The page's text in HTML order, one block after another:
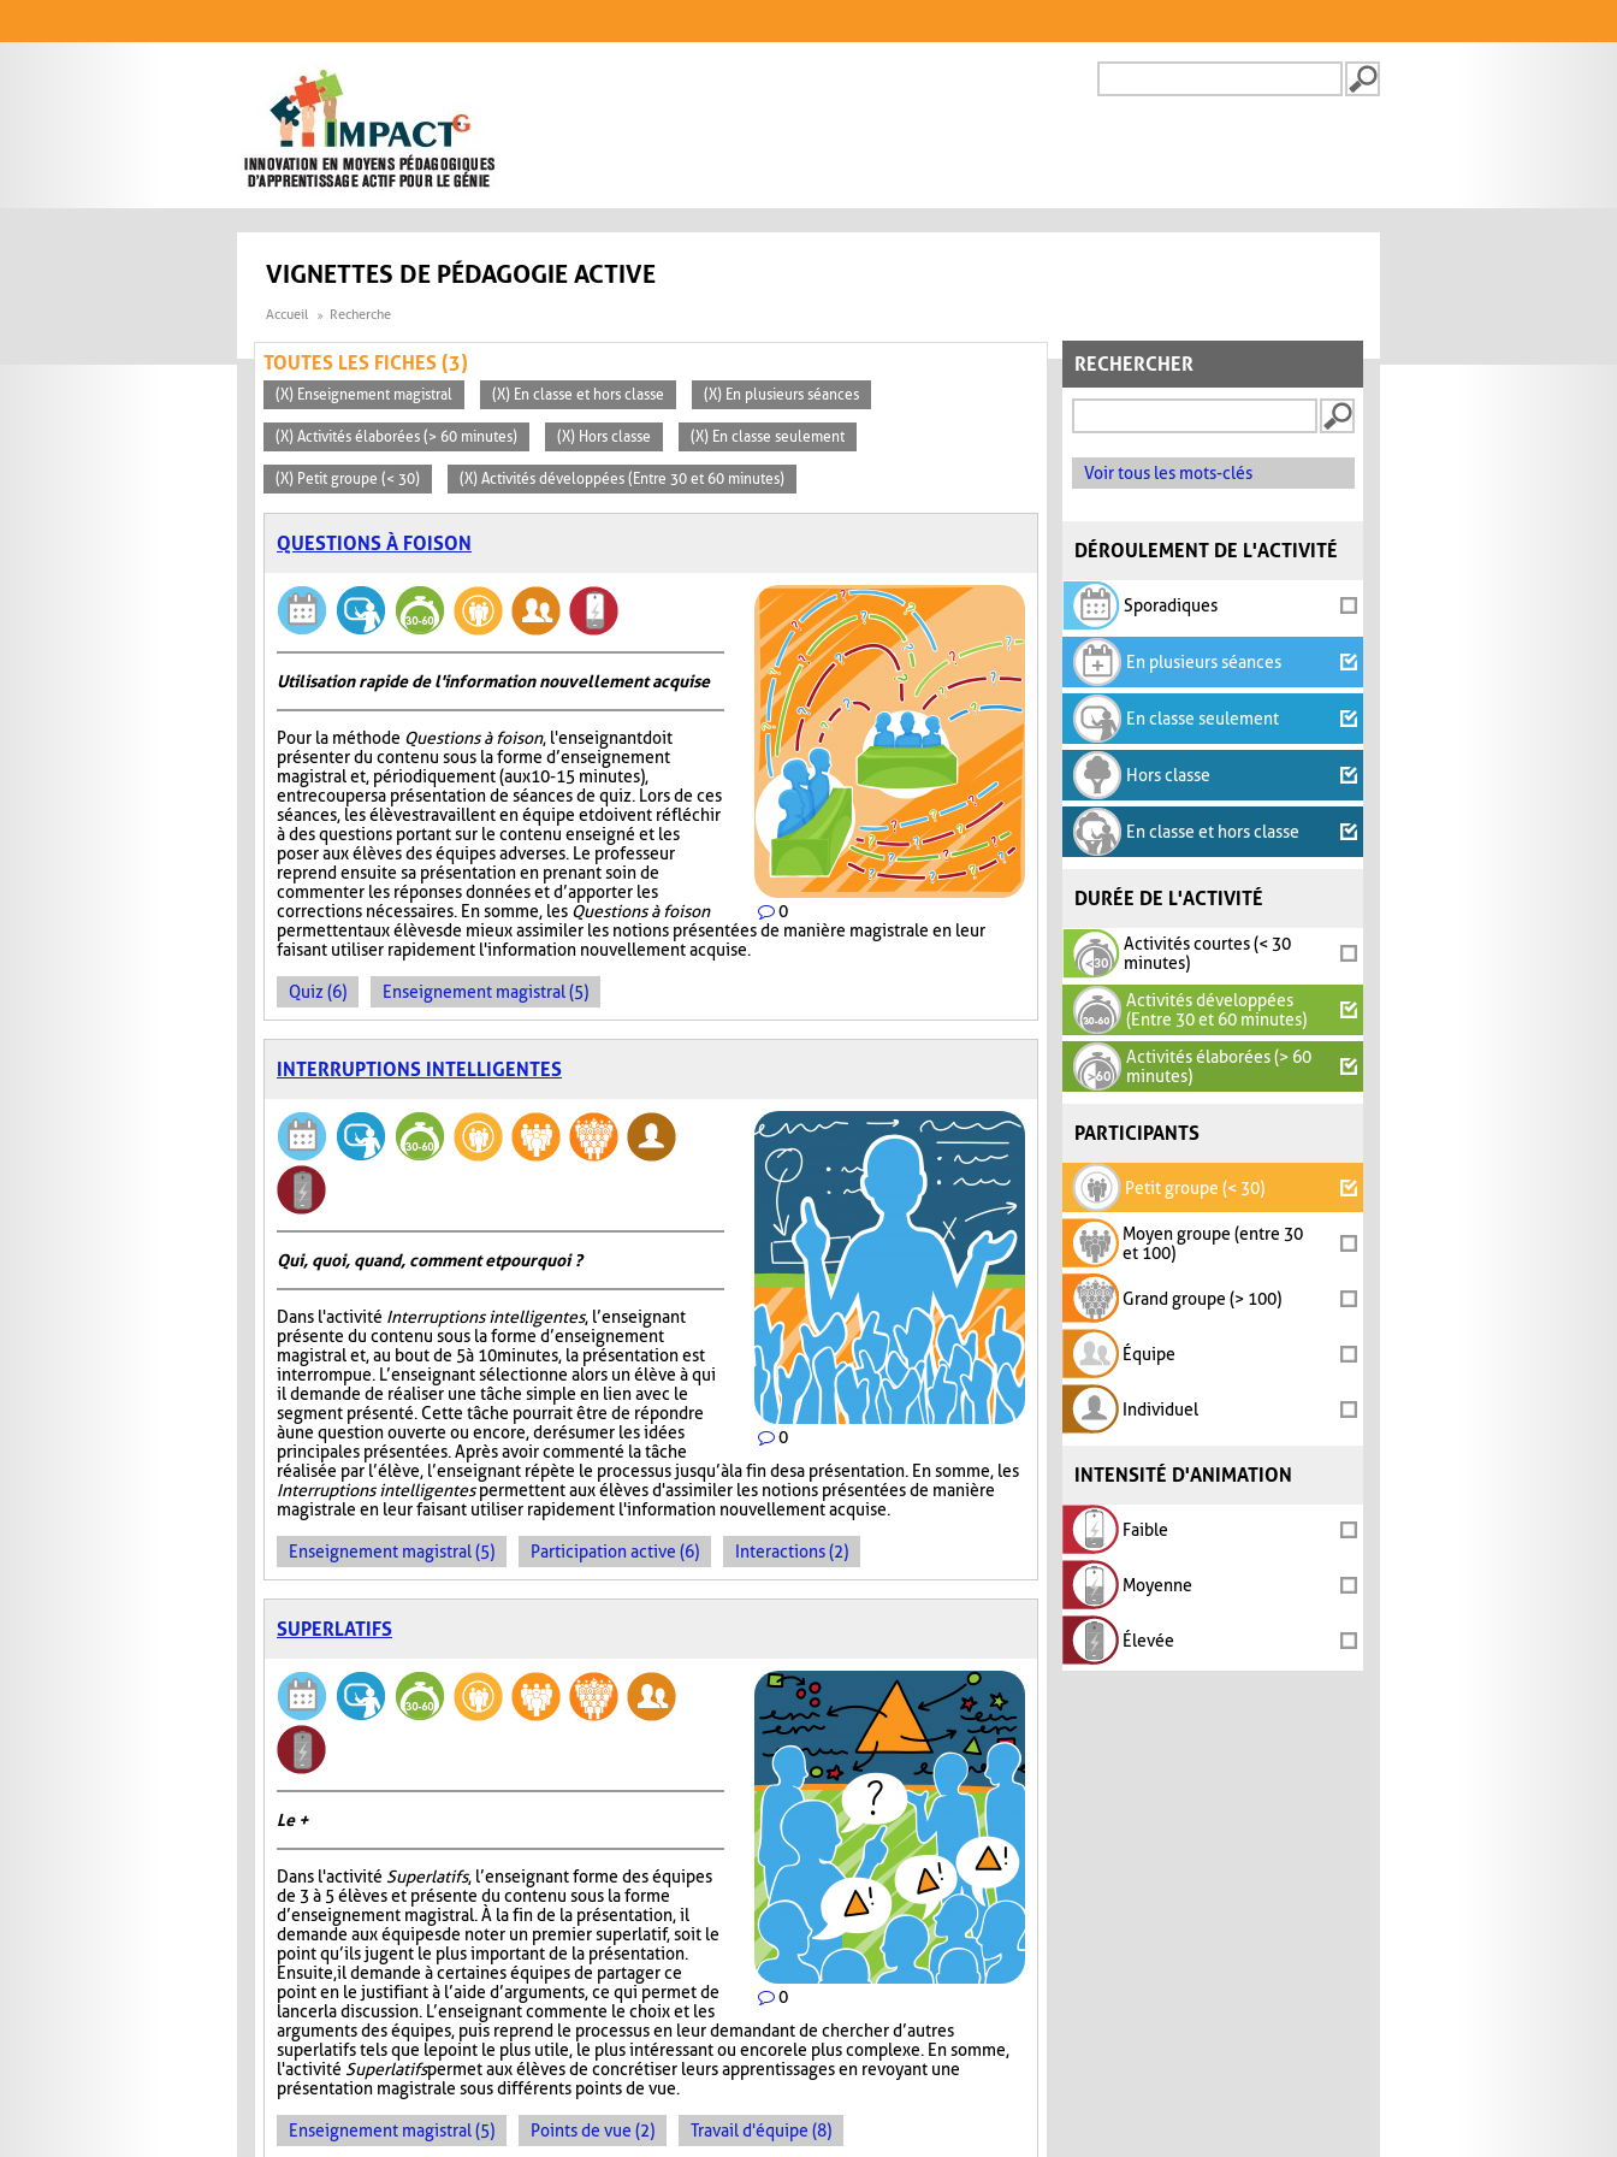
FORMULAIRE DE
VIGNETTES DE PÉDAGOGIE ACTIVE
Accueil Recherche
RECHERCHER
Voir tous les mots-clés
DÉROULEMENT DE L'ACTIVITÉ
Sporadiques
En plusieurs séances
En classe seulement
Hors classe
En classe et hors classe
DURÉE DE L'ACTIVITÉ
Activités courtes (< 30
minutes)
Activités développées
(Entre 30 et 60 minutes)
Activités élaborées (> 60
minutes)
PARTICIPANTS
Petit groupe (< 30)
Moyen groupe (entre 30
et 100)
Grand groupe (> 100)
Équipe
Individuel
INTENSITÉ D'ANIMATION
Faible
Moyenne
Élevée
TOUTES LES FICHES (3)
(X) Enseignement magistral (X) En classe et hors classe (X) En plusieurs séances
(X) Activités élaborées (> 60 minutes) (X) Hors classe (X) En classe seulement
(X) Petit groupe (< 30) (X) Activités développées (Entre 30 et 60 minutes)
QUESTIONS À FOISON
0
Utilisation rapide de l'information nouvellement acquise
Pour la méthode Questions à foison, l'enseignant doit
présenter du contenu sous la forme d’enseignement
magistral et, périodiquement (aux 10-15 minutes),
entrecouper sa présentation de séances de quiz. Lors de ces
séances, les élèves travaillent en équipe et doivent réfléchir
à des questions portant sur le contenu enseigné et les
poser aux élèves des équipes adverses. Le professeur
reprend ensuite sa présentation en prenant soin de
commenter les réponses données et d’apporter les
corrections nécessaires. En somme, les Questions à foison
permettent aux élèves de mieux assimiler les notions présentées de manière magistrale en leur
faisant utiliser rapidement l'information nouvellement acquise.
Quiz (6) Enseignement magistral (5)
INTERRUPTIONS INTELLIGENTES
0
Qui, quoi, quand, comment et pourquoi ?
Dans l'activité Interruptions intelligentes, l’enseignant
présente du contenu sous la forme d’enseignement
magistral et, au bout de 5 à 10 minutes, la présentation est
interrompue. L’enseignant sélectionne alors un élève à qui
il demande de réaliser une tâche simple en lien avec le
segment présenté. Cette tâche pourrait être de répondre
à une question ouverte ou encore, de résumer les idées
principales présentées. Après avoir commenté la tâche
réalisée par l’élève, l’enseignant répète le processus jusqu’à la fin de sa présentation. En somme, les
Interruptions intelligentespermettent aux élèves d'assimiler les notions présentées de manière
magistrale en leur faisant utiliser rapidement l'information nouvellement acquise.
Enseignement magistral (5) Participation active (6) Interactions (2)
SUPERLATIFS
0
Le +
Dans l'activité Superlatifs, l’enseignant forme des équipes
de 3 à 5 élèves et présente du contenu sous la forme
d’enseignement magistral. À la fin de la présentation, il
demande aux équipes de noter un premier superlatif, soit le
point qu’ils jugent le plus important de la présentation.
Ensuite, il demande à certaines équipes de partager ce
point en le justifiant à l’aide d’arguments, ce qui permet de
lancer la discussion. L’enseignant commente le choix et les
arguments des équipes, puis reprend le processus en leur demandant de chercher d’autres
superlatifs tels que le point le plus utile, le plus intéressant ou encore le plus complexe. En somme,
l'activité Superlatifspermet aux élèves de concrétiser leurs apprentissages en revoyant une
présentation magistrale sous différents points de vue.
Enseignement magistral (5) Points de vue (2) Travail d'équipe (8)